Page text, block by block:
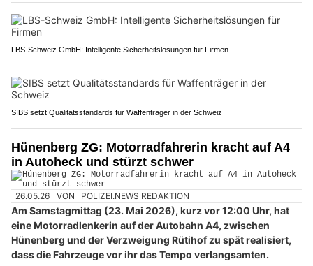
LBS-Schweiz GmbH: Intelligente Sicherheitslösungen für Firmen
SIBS setzt Qualitätsstandards für Waffenträger in der Schweiz
Hünenberg ZG: Motorradfahrerin kracht auf A4
in Autoheck und stürzt schwer
26.05.26 VON POLIZEI.NEWS REDAKTION
Am Samstagmittag (23. Mai 2026), kurz vor 12:00 Uhr, hat
eine Motorradlenkerin auf der Autobahn A4, zwischen
Hünenberg und der Verzweigung Rütihof zu spät realisiert,
dass die Fahrzeuge vor ihr das Tempo verlangsamten.